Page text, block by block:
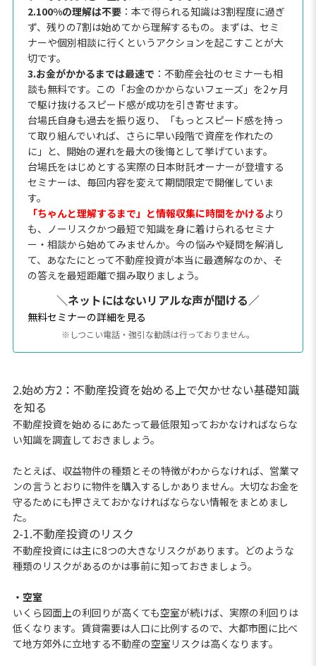
2.100%の理解は不要：本で得られる知識は3割程度に過ぎ
ず、残りの7割は始めてから理解するもの。まずは、セミ
ナーや個別相談に行くというアクションを起こすことが大
切です。
3.お金がかかるまでは最速で ：不動産会社のセミナーも相
談も無料です。この「お金のかからないフェーズ」を2ヶ月
で駆け抜けるスピード感が成功を引き寄せます。
台場氏自身も過去を振り返り、「もっとスピード感を持っ
て取り組んでいれば、さらに早い段階で資産を作れたの
に」と、開始の遅れを最大の後悔として挙げています。
台場氏をはじめとする実際の日本財託オーナーが登壇する
セミナーは、毎回内容を変えて期間限定で開催していま
す。
「ちゃんと理解するまで」と情報収集に時間をかけるより
も、ノーリスクかつ最短で知識を身に着けられるセミナ
ー・相談から始めてみませんか。今の悩みや疑問を解消し
て、あなたにとって不動産投資が本当に最適解なのか、そ
の答えを最短距離で掴み取りましょう。
＼ネットにはないリアルな声が聞ける／
無料セミナーの詳細を見る
※しつこい電話・強引な勧誘は行っておりません。
2.始め方2：不動産投資を始める上で欠かせない基礎知識
を知る
不動産投資を始めるにあたって最低限知っておかなければならな
い知識を調査しておきましょう。
たとえば、収益物件の種類とその特徴がわからなければ、営業マ
ンの言うとおりに物件を購入するしかありません。大切なお金を
守るためにも押さえておかなければならない情報をまとめまし
た。
2-1.不動産投資のリスク
不動産投資には主に8つの大きなリスクがあります。どのような
種類のリスクがあるのかは事前に知っておきましょう。
・空室
いくら図面上の利回りが高くても空室が続けば、実際の利回りは
低くなります。賃貸需要は人口に比例するので、大都市圏に比べ
て地方郊外に立地する不動産の空室リスクは高くなります。